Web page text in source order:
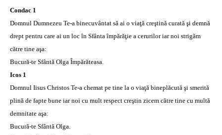
Condac 1
Domnul Dumnezeu Te-a binecuvântat să ai o viaţă creştină curată şi demnă
drept pentru care ai un loc în Sfânta împărăţie a cerurilor iar noi strigăm
către tine aşa:
Bucură-te Sfântă Olga Împărăteasa.
Icos 1
Domnul Iisus Christos Te-a chemat pe tine la o viaţă bineplăcută şi smerită
plină de fapte bune iar noi cu mult respect creştin zicem către tine cu multă
demnitate aşa:
Bucură-te Sfântă Olga.